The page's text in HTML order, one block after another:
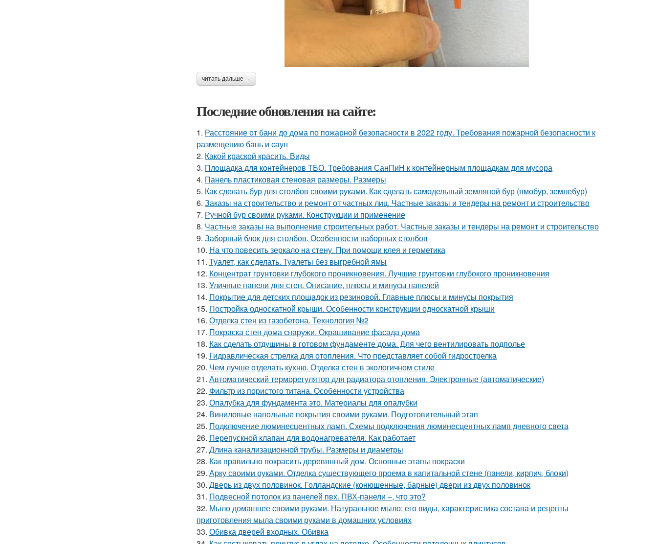
читать дальше →
Последние обновления на сайте:
1. Расстояние от бани до дома по пожарной безопасности в 2022 году. Требования пожарной безопасности к
размещению бань и саун
2. Какой краской красить. Виды
3. Площадка для контейнеров ТБО. Требования СанПиН к контейнерным площадкам для мусора
4. Панель пластиковая стеновая размеры. Размеры
5. Как сделать бур для столбов своими руками. Как сделать самодельный земляной бур (ямобур, землебур)
6. Заказы на строительство и ремонт от частных лиц. Частные заказы и тендеры на ремонт и строительство
7. Ручной бур своими руками. Конструкции и применение
8. Частные заказы на выполнение строительных работ. Частные заказы и тендеры на ремонт и строительство
9. Заборный блок для столбов. Особенности наборных столбов
10. На что повесить зеркало на стену. При помощи клея и герметика
11. Туалет, как сделать. Туалеты без выгребной ямы
12. Концентрат грунтовки глубокого проникновения. Лучшие грунтовки глубокого проникновения
13. Уличные панели для стен. Описание, плюсы и минусы панелей
14. Покрытие для детских площадок из резиновой. Главные плюсы и минусы покрытия
15. Постройка односкатной крыши. Особенности конструкции односкатной крыши
16. Отделка стен из газобетона. Технология №2
17. Покраска стен дома снаружи. Окрашивание фасада дома
18. Как сделать отдушины в готовом фундаменте дома. Для чего вентилировать подполье
19. Гидравлическая стрелка для отопления. Что представляет собой гидрострелка
20. Чем лучше отделать кухню. Отделка стен в экологичном стиле
21. Автоматический терморегулятор для радиатора отопления. Электронные (автоматические)
22. Фильтр из пористого титана. Особенности устройства
23. Опалубка для фундамента это. Материалы для опалубки
24. Виниловые напольные покрытия своими руками. Подготовительный этап
25. Подключение люминесцентных ламп. Схемы подключения люминесцентных ламп дневного света
26. Перепускной клапан для водонагревателя. Как работает
27. Длина канализационной трубы. Размеры и диаметры
28. Как правильно покрасить деревянный дом. Основные этапы покраски
29. Арку своими руками. Отделка существующего проема в капитальной стене (панели, кирпич, блоки)
30. Дверь из двух половинок. Голландские (конюшенные, барные) двери из двух половинок
31. Подвесной потолок из панелей пвх. ПВХ-панели –, что это?
32. Мыло домашнее своими руками. Натуральное мыло: его виды, характеристика состава и рецепты
приготовления мыла своими руками в домашних условиях
33. Обивка дверей входных. Обивка